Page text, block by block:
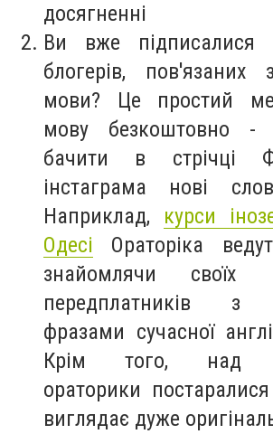
досягненні
Ви вже підписалися
блогерів, пов'язаних
мови? Це простий
мову безкоштовно -
бачити в стрічці
інстаграма нові
Наприклад, курси
Одесі Ораторіка
знайомлячи своїх
передплатників з
фразами сучасної
Крім того, над
ораторики
виглядає дуже